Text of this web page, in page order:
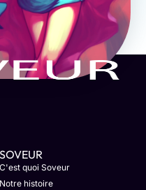
SOVEUR
C'est quoi Soveur
Notre histoire